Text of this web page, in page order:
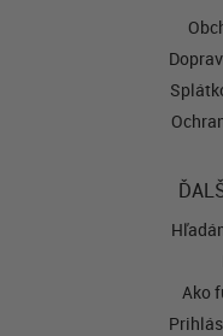
Ako